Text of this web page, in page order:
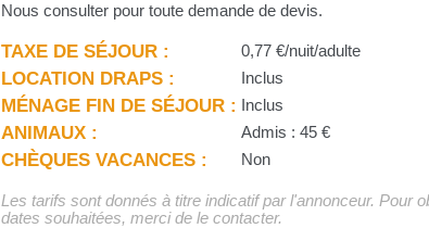
Nous consulter pour toute demande de devis.
TAXE DE SÉJOUR : 0,77 €/nuit/adulte
LOCATION DRAPS : Inclus
MÉNAGE FIN DE SÉJOUR : Inclus
ANIMAUX : Admis : 45 €
CHÈQUES VACANCES : Non
Les tarifs sont donnés à titre indicatif par l'annonceur. Pour
dates souhaitées, merci de le contacter.